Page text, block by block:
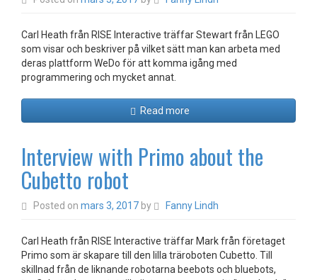
Carl Heath från RISE Interactive träffar Stewart från LEGO
som visar och beskriver på vilket sätt man kan arbeta med
deras plattform WeDo för att komma igång med
programmering och mycket annat.
Read more
Interview with Primo about the
Cubetto robot
Posted on mars 3, 2017 by Fanny Lindh
Carl Heath från RISE Interactive träffar Mark från företaget
Primo som är skapare till den lilla träroboten Cubetto. Till
skillnad från de liknande robotarna beebots och bluebots,